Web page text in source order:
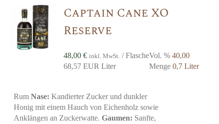
Captain Cane XO
Reserve
48,00€ inkl. MwSt. / Flasche
68,57 EUR Liter
Vol. %40,00
Menge0,7 Liter
RumNase: Kandierter Zucker und dunkler
Honig mit einem Hauch von Eichenholz sowie
Anklängen an Zuckerwatte.Gaumen: Sanfte,